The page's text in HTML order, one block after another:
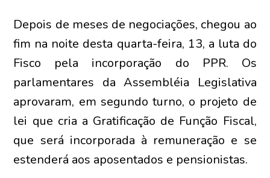
Depois de meses de negociações, chegou ao
fim na noite desta quarta-feira, 13, a luta do
Fisco pela incorporação do PPR. Os
parlamentares da Assembléia Legislativa
aprovaram, em segundo turno, o projeto de
lei que cria a Gratificação de Função Fiscal,
que será incorporada à remuneração e se
estenderá aos aposentados e pensionistas.